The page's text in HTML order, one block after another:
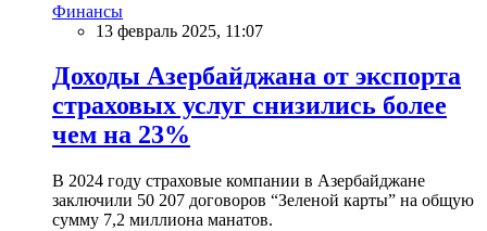
Финансы
13 февраль 2025, 11:07
Доходы Азербайджана от экспорта
страховых услуг снизились более
чем на 23%
В 2024 году страховые компании в Азербайджане
заключили 50 207 договоров “Зеленой карты” на общую
сумму 7,2 миллиона манатов.